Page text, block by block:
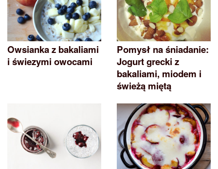
Owsianka z bakaliami
i świezymi owocami
Pomysł na śniadanie:
Jogurt grecki z
bakaliami, miodem i
świeżą miętą